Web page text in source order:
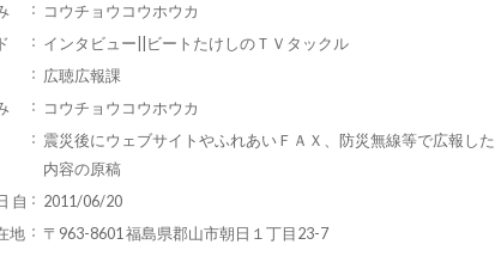
コウチョウコウホウカ
インタビュー||ビートたけしのＴＶタックル
広聴広報課
コウチョウコウホウカ
震災後にウェブサイトやふれあいＦＡＸ、防災無線等で広報した
内容の原稿
自
2011/06/20
地
〒963-8601 福島県郡山市朝日１丁目23-7